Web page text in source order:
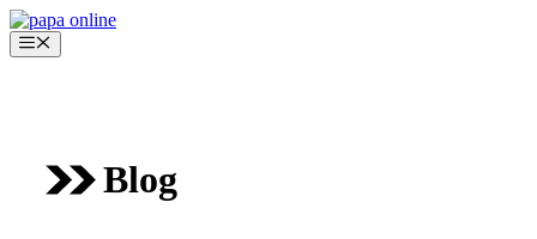
Zum
Inhalt
springen
Menü
Blog